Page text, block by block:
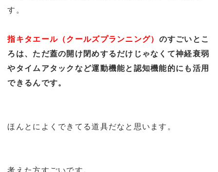
す。
指キタエール（クールズプランニング） のすごいとこ
ろは、ただ蓋の開け閉めするだけじゃなくて神経衰弱
やタイムアタックなど運動機能と認知機能的にも活用
できるんです。
ほんとによくできてる道具だなと思います。
考えた方すごいです。